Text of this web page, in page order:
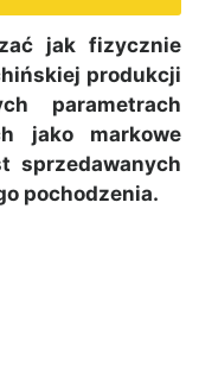
jak fizycznie
produkcji
parametrach
jako markowe
sprzedawanych
pochodzenia.